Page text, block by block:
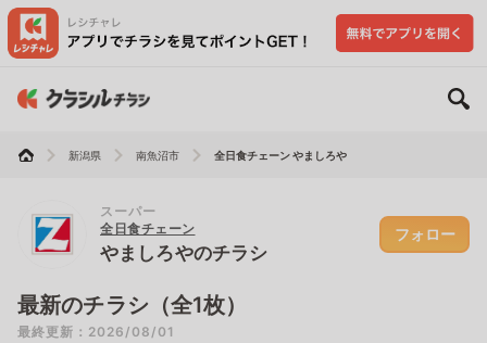
新潟県 南魚沼市 全日食チェーン やましろや
スーパー
全日食チェーン
やましろやのチラシ
フォロー
最新のチラシ（全1枚）
最終更新：2026/08/01